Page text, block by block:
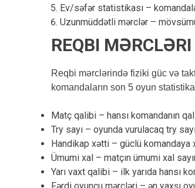
Ev/səfər statistikası –
Uzunmüddətli mərclər –
REQBI
Reqbi mərclərində fiziki güc və
komandaların son 5 oyun
Matç qalibi – hansı komandanın
Try sayı – oyunda vurulacaq try
Handikap xətti – güclü komandaya
Ümumi xal – matçın ümumi xal
Yarı vaxt qalibi – ilk yarıda hansı
Fərdi oyunçu mərcləri – ən yaxşı